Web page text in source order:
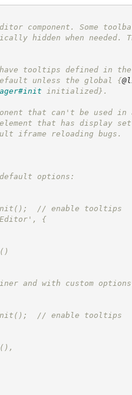
component. Some
hidden when needed.
tooltips defined in the
unless the global {
initialized} .
that can't be used
that has display
iframe reloading bugs.
default options:
// enable tooltips
{
and with custom
// enable tooltips